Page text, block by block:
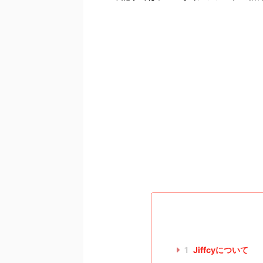
1 Jiffcyについて